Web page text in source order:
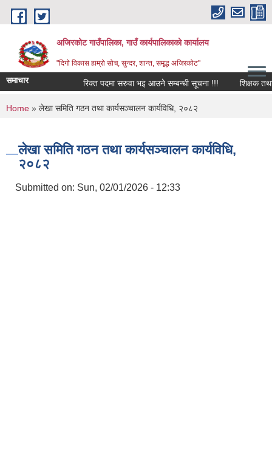
Skip to main content
अजिरकोट गाउँपालिका, गाउँ कार्यपालिकाको कार्यालय
"दिगो विकास हाम्रो सोच, सुन्दर, शान्त, समृद्ध अजिरकोट"
समाचार रिक्त पदमा सरुवा भइ आउने सम्बन्धी सूचना !!! शिक्षक तथा
You are here
Home » लेखा समिति गठन तथा कार्यसञ्चालन कार्यविधि, २०८२
लेखा समिति गठन तथा कार्यसञ्चालन कार्यविधि,
२०८२
Submitted on: Sun, 02/01/2026 - 12:33